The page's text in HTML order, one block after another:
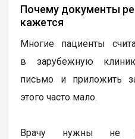
Почему документы
кажется
Многие пациенты
в зарубежную
письмо и приложить
этого часто мало.
Врачу нужны не